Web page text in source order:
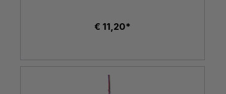
€ 11,20*